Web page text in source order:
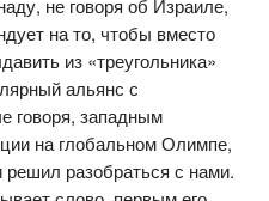
не говоря об Израиле,
на то, чтобы вместо
из «треугольника»
альянс с
говоря, западным
на глобальном Олимпе,
разобраться с нами.